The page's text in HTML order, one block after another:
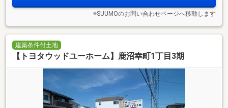
※SUUMOのお問い合わせページへ移動します
建築条件付土地
【トヨタウッドユーホーム】鹿沼幸町1丁目3期